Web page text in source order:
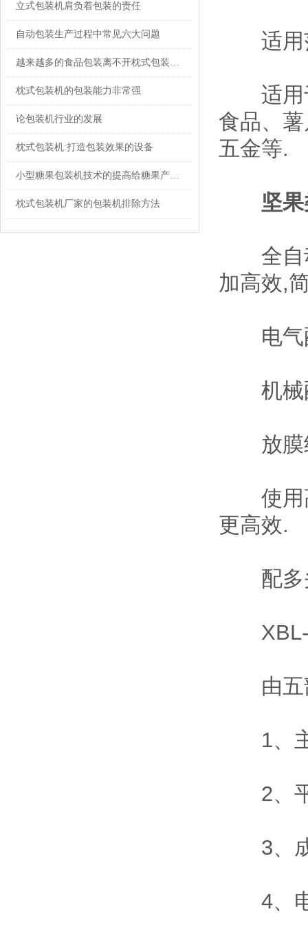
立式包装机肩负着包装的责任
自动包装生产过程中常见六大问题
越来越多的食品包装离不开枕式包装机械的快速发展
枕式包装机的包装能力非常强
论包装机行业的发展
枕式包装机:打造包装效果的设备
小型糖果包装机技术的提高给糖果产业带来巨大的变革
枕式包装机厂家的包装机排除方法
适用
适用于
食品、
五金等.
坚
全自动
加高效,
电气配
机械配
放膜结
使用高
更高效.
配多
XBL-
由五
1、
2、
3、成
4、电